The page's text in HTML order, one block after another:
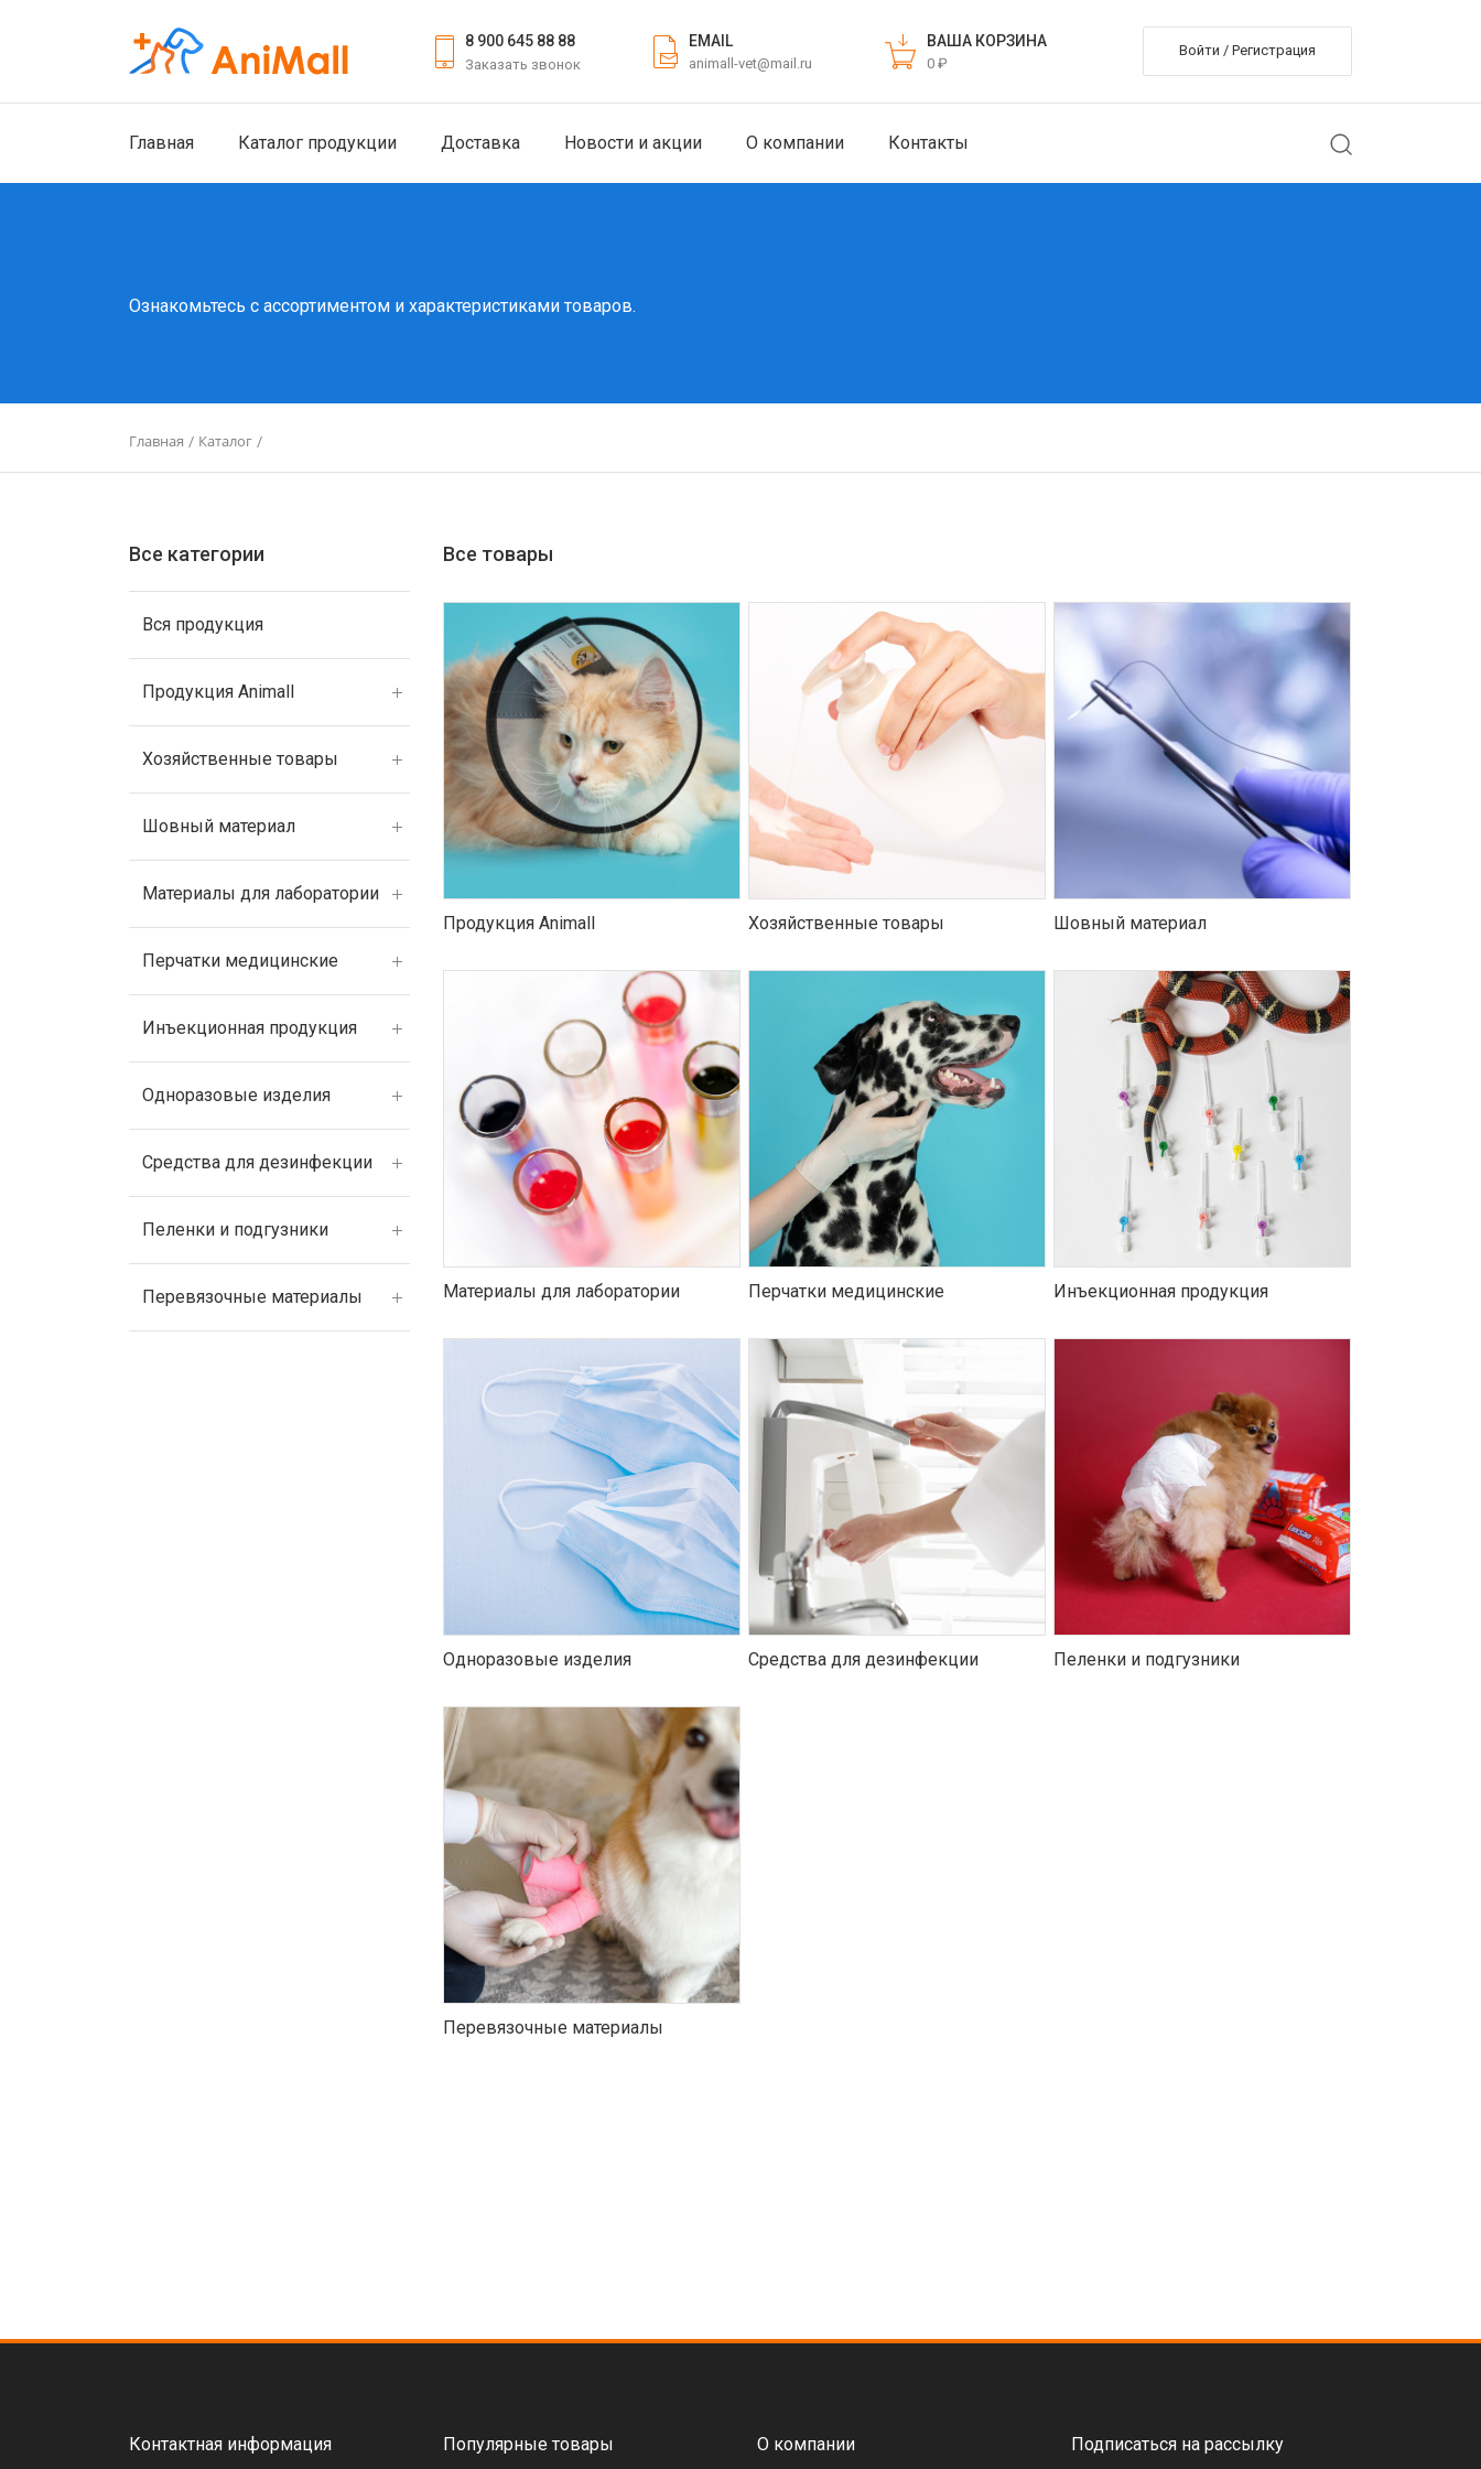
8 900 645 88 88
Заказать звонок
EMAIL
animall-vet@mail.ru
ВАША КОРЗИНА
0 ₽
Войти / Регистрация
Главная Каталог продукции Доставка Новости и акции О компании Контакты
Ознакомьтесь с ассортиментом и характеристиками товаров.
Главная / Каталог /
Все категории
Вся продукция
Продукция Animall
Хозяйственные товары
Шовный материал
Материалы для лаборатории
Перчатки медицинские
Инъекционная продукция
Одноразовые изделия
Средства для дезинфекции
Пеленки и подгузники
Перевязочные материалы
Все товары
Продукция Animall Хозяйственные товары Шовный материал
Материалы для лаборатории Перчатки медицинские Инъекционная продукция
Одноразовые изделия Средства для дезинфекции Пеленки и подгузники
Перевязочные материалы
Контактная информация Популярные товары О компании Подписаться на рассылку